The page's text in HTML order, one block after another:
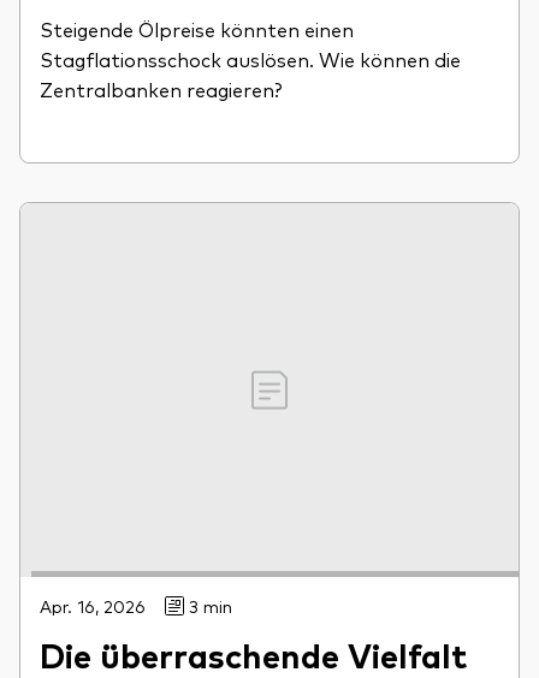
Steigende Ölpreise könnten einen
Stagflationsschock auslösen. Wie können die
Zentralbanken reagieren?
Apr. 16, 2026 3 min
Die überraschende Vielfalt